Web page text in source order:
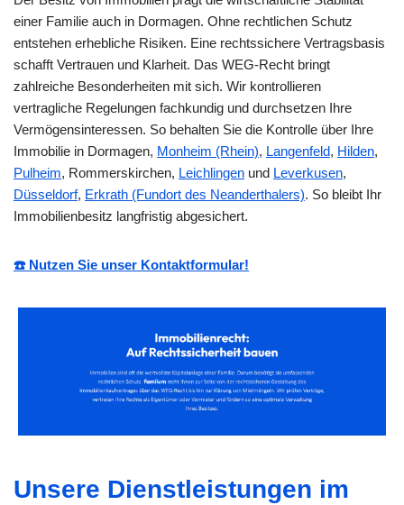
einer Familie auch in Dormagen. Ohne rechtlichen Schutz
entstehen erhebliche Risiken. Eine rechtssichere Vertragsbasis
schafft Vertrauen und Klarheit. Das WEG-Recht bringt
zahlreiche Besonderheiten mit sich. Wir kontrollieren
vertragliche Regelungen fachkundig und durchsetzen Ihre
Vermögensinteressen. So behalten Sie die Kontrolle über Ihre
Immobilie in Dormagen, Monheim (Rhein), Langenfeld, Hilden,
Pulheim, Rommerskirchen, Leichlingen und Leverkusen,
Düsseldorf, Erkrath (Fundort des Neanderthalers). So bleibt Ihr
Immobilienbesitz langfristig abgesichert.
☎️ Nutzen Sie unser Kontaktformular!
Unsere Dienstleistungen im